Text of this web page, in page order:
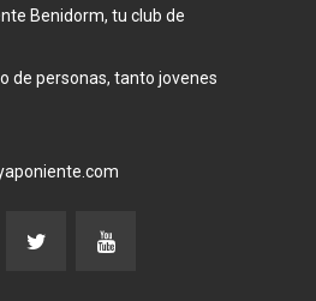
Benidorm, tu club de
de personas, tanto jovenes